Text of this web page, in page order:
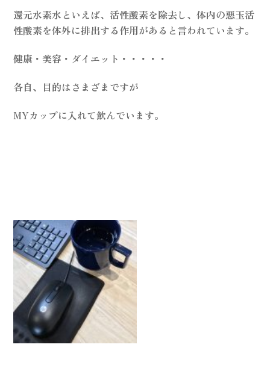
還元水素水といえば、活性酸素を除去し、体内の悪玉活
性酸素を体外に排出する作用があると言われています。
健康・美容・ダイエット・・・・・
各自、目的はさまざまですが
MYカップに入れて飲んでいます。